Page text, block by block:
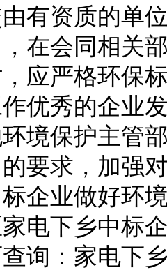
由有资质的单
在会同相关
应严格环保
优秀的企业
保护主管部
要求，加强
企业做好环
电下乡中标
询：家电下